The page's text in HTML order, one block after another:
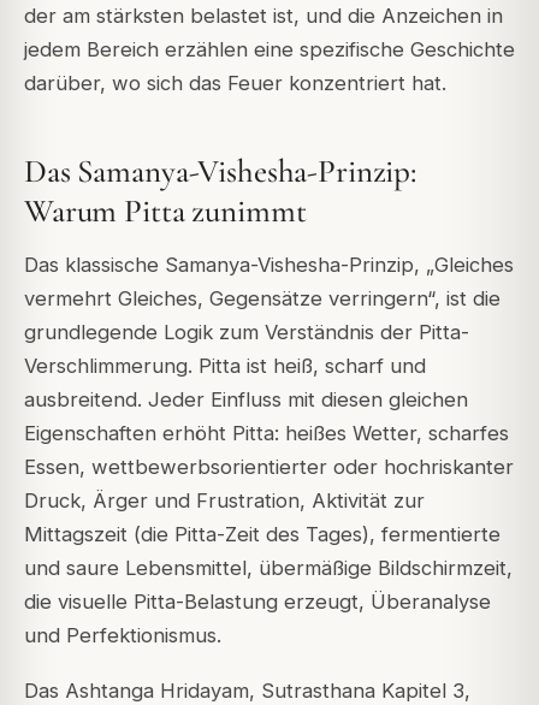
der am stärksten belastet ist, und die Anzeichen in
jedem Bereich erzählen eine spezifische Geschichte
darüber, wo sich das Feuer konzentriert hat.
Das Samanya-Vishesha-Prinzip:
Warum Pitta zunimmt
Das klassische Samanya-Vishesha-Prinzip, „Gleiches
vermehrt Gleiches, Gegensätze verringern“, ist die
grundlegende Logik zum Verständnis der Pitta-
Verschlimmerung. Pitta ist heiß, scharf und
ausbreitend. Jeder Einfluss mit diesen gleichen
Eigenschaften erhöht Pitta: heißes Wetter, scharfes
Essen, wettbewerbsorientierter oder hochriskanter
Druck, Ärger und Frustration, Aktivität zur
Mittagszeit (die Pitta-Zeit des Tages), fermentierte
und saure Lebensmittel, übermäßige Bildschirmzeit,
die visuelle Pitta-Belastung erzeugt, Überanalyse
und Perfektionismus.
Das Ashtanga Hridayam, Sutrasthana Kapitel 3,